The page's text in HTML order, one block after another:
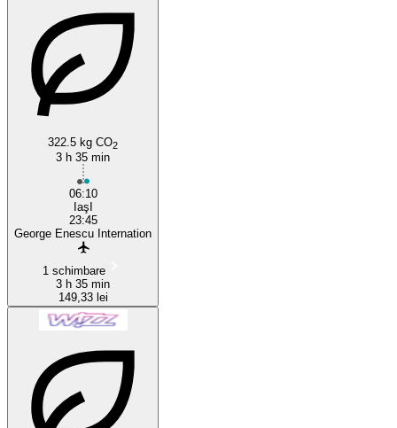
322.5 kg CO2
3 h 35 min
06:10
IaşI
23:45
George Enescu Internation
1 schimbare
3 h 35 min
149,33 lei